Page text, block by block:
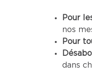
Pour
nos
Pour
dans